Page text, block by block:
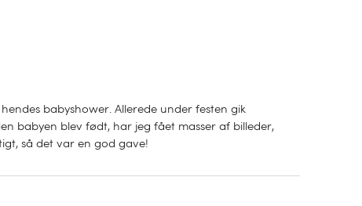
babyshower. Allerede under festen gik
babyen blev født, har jeg fået masser af billeder,
så det var en god gave!